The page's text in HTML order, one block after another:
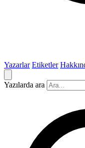
Yazarlar Etiketler
Yazılarda ara